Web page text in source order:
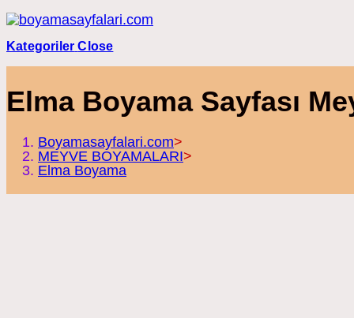
Skip
to
content
Kategoriler Close
Elma Boyama Sayfası
Boyamasayfalari.com>
MEYVE BOYAMALARI>
Elma Boyama